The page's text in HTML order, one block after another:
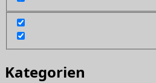
Kategorien